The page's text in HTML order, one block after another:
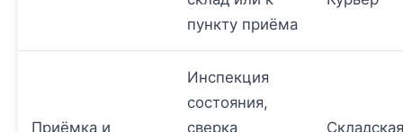
пункту приёма
Приёмка и
Инспекция
состояния,
сверка
Складская